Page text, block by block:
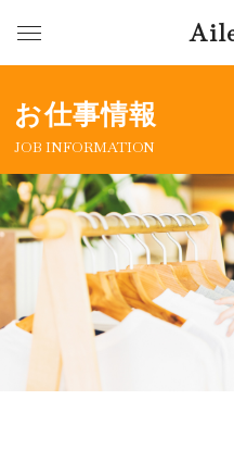
お仕事情報
JOB INFORMATION